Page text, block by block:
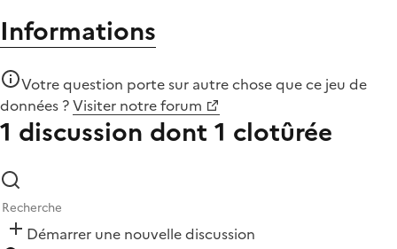
Informations
Votre question porte sur autre chose quece jeu de
données ?Visiter notre forum
1 discussion dont 1 clotûrée
Démarrer une nouvelle discussion